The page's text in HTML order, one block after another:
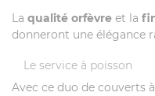
La qualité orfèvre et la
donneront une élégance
Le service à poisson
Avec ce duo de couverts